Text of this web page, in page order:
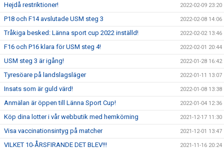
Hejdå restriktioner! 2022-02-09 23:20
P18 och F14 avslutade USM steg 3 2022-02-08 14:06
Tråkiga besked: Länna sport cup 2022 inställd! 2022-02-02 13:46
F16 och P16 klara för USM steg 4! 2022-02-01 20:44
USM steg 3 är igång! 2022-01-28 16:42
Tyresöare på landslagsläger 2022-01-11 13:07
Insats som är guld värd! 2022-01-08 13:38
Anmälan är öppen till Länna Sport Cup! 2022-01-04 12:36
Köp dina lotter i vår webbutik med hemkörning 2021-12-17 11:30
Visa vaccinationsintyg på matcher 2021-12-01 13:47
VILKET 10-ÅRSFIRANDE DET BLEV!!! 2021-11-16 20:24